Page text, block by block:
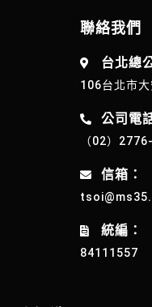
聯絡我們
台北總
106台北市
公司電
（02）
信箱：
統編：
84111557